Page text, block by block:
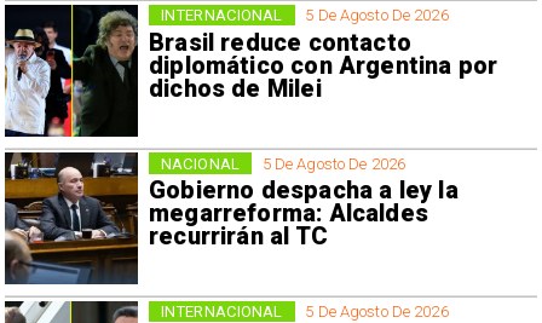
5 De Agosto De 2026
Brasil reduce contacto
diplomático con Argentina por
dichos de Milei
INTERNACIONAL
5 De Agosto De 2026
Gobierno despacha a ley la
megarreforma: Alcaldes
recurrirán al TC
NACIONAL
5 De Agosto De 2026
INTERNACIONAL